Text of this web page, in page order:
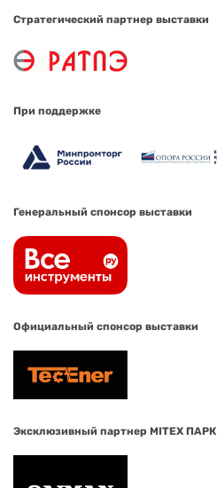
Стратегический партнер выставки
При поддержке
Генеральный спонсор выставки
Официальный спонсор выставки
Эксклюзивный партнер MITEX ПАРК